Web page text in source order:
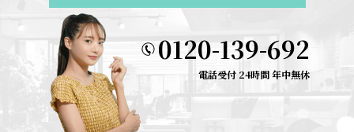
0120-139-692
電話受付 24時間 年中無休